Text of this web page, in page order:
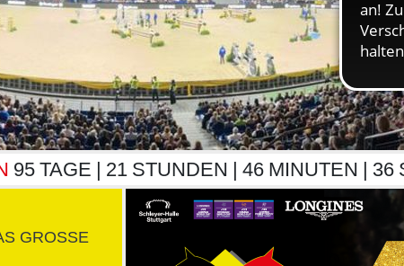
95 TAGE 21 STUNDEN 46 MINUTEN 34
GROSSE B